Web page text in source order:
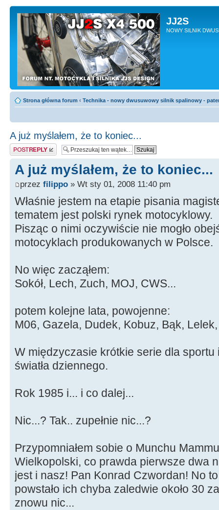
JJ2S
NOWY SILNIK
Strona główna forum ‹ Technika - nowy dwusuwowy silnik spalinowy -
A już myślałem, że to koniec...
Odpowiedz
A już myślałem, że to koniec...
przez filippo » Wt sty 01, 2008 11:40 pm
Właśnie jestem na etapie pisania
tematem jest polski rynek motocyklowy.
Pisząc o nimi oczywiście nie mogło
motocyklach produkowanych w Polsce.
No więc zacząłem:
Sokół, Lech, Zuch, MOJ, CWS...
potem kolejne lata, powojenne:
M06, Gazela, Dudek, Kobuz, Bąk,
W międzyczasie krótkie serie dla sportu
światła dziennego.
Rok 1985 i... i co dalej...
Nic...? Tak.. zupełnie nic...?
Przypomniałem sobie o Munchu
Wielkopolski, co prawda pierwsze dwa
jest i nasz! Pan Konrad Czwordan! No
powstało ich chyba zaledwie około 30
znowu nic...